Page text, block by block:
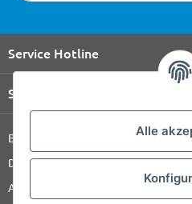
Alle
Service Hotline
Shop Service
Barrierefreiheitserklärung
Datenschutz
AGB